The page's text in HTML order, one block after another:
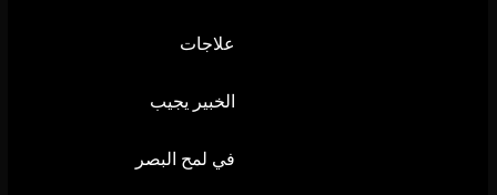
علاجات
الخبير يجيب
في لمح البصر